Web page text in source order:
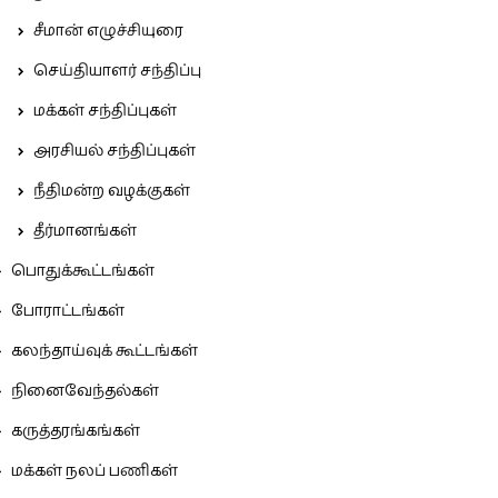
சீமான் எழுச்சியுரை
செய்தியாளர் சந்திப்பு
மக்கள் சந்திப்புகள்
அரசியல் சந்திப்புகள்
நீதிமன்ற வழக்குகள்
தீர்மானங்கள்
பொதுக்கூட்டங்கள்
போராட்டங்கள்
கலந்தாய்வுக் கூட்டங்கள்
நினைவேந்தல்கள்
கருத்தரங்கங்கள்
மக்கள் நலப் பணிகள்